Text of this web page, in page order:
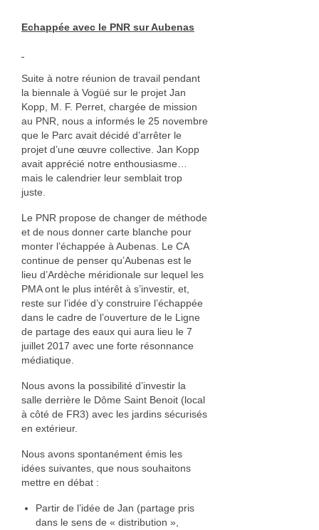
Echappée avec le PNR sur Aubenas
Suite à notre réunion de travail pendant
la biennale à Vogüé sur le projet Jan
Kopp, M. F. Perret, chargée de mission
au PNR, nous a informés le 25 novembre
que le Parc avait décidé d’arrêter le
projet d’une œuvre collective. Jan Kopp
avait apprécié notre enthousiasme…
mais le calendrier leur semblait trop
juste.
Le PNR propose de changer de méthode
et de nous donner carte blanche pour
monter l’échappée à Aubenas. Le CA
continue de penser qu’Aubenas est le
lieu d’Ardèche méridionale sur lequel les
PMA ont le plus intérêt à s’investir, et,
reste sur l’idée d’y construire l’échappée
dans le cadre de l’ouverture de le Ligne
de partage des eaux qui aura lieu le 7
juillet 2017 avec une forte résonnance
médiatique.
Nous avons la possibilité d’investir la
salle derrière le Dôme Saint Benoit (local
à côté de FR3) avec les jardins sécurisés
en extérieur.
Nous avons spontanément émis les
idées suivantes, que nous souhaitons
mettre en débat :
Partir de l’idée de Jan (partage pris
dans le sens de « distribution »,